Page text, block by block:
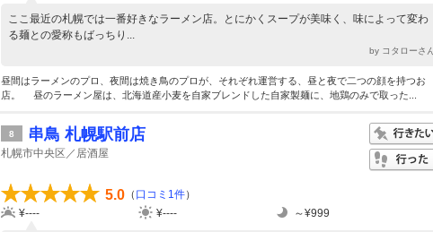
ここ最近の札幌では一番好きなラーメン店。とにかくスープが美味く、味によって変わ
る麺との愛称もばっちり...
by コタローさん
昼間はラーメンのプロ、夜間は焼き鳥のプロが、それぞれ運営する、昼と夜で二つの顔を持つお
店。 昼のラーメン屋は、北海道産小麦を自家ブレンドした自家製麺に、地鶏のみで取った...
8 串鳥 札幌駅前店
札幌市中央区／居酒屋
5.0 （ 口コミ1件）
¥----
¥---- ～¥999